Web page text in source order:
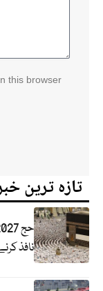
this browser
تازہ ترین
نافذ